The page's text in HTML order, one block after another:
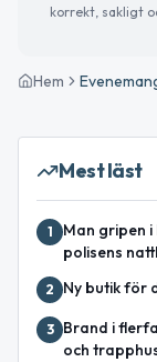
korrekt, sakligt
Hem
Mest läst
1
Man gripen
polisens
2 Ny butik för
3
Brand i
och